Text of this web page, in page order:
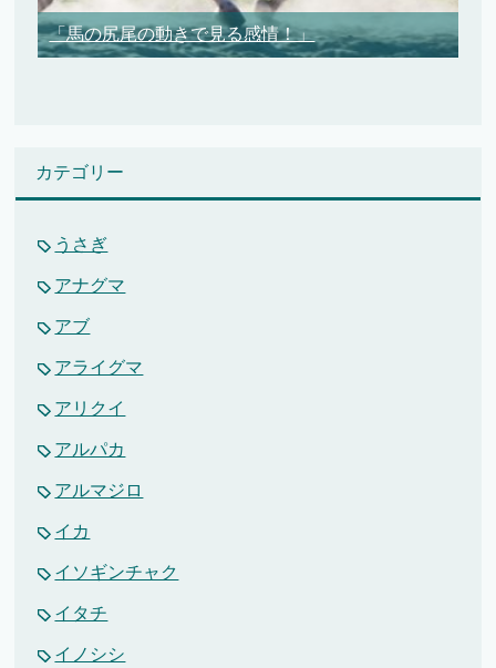
「馬の尻尾の動きで見る感情！」
カテゴリー
うさぎ
アナグマ
アブ
アライグマ
アリクイ
アルパカ
アルマジロ
イカ
イソギンチャク
イタチ
イノシシ